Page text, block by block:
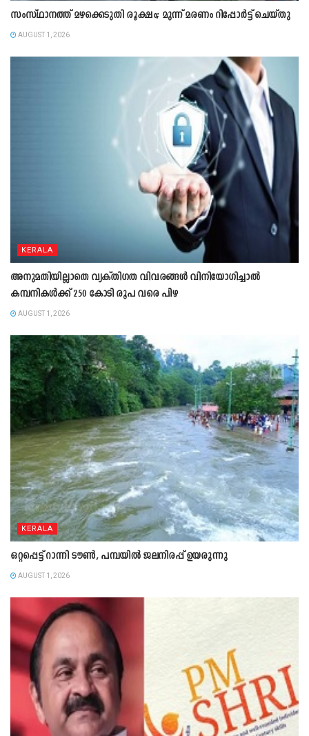
സംസ്ഥാനത്ത് മഴക്കെടുതി രൂക്ഷം; മൂന്ന് മരണം റിപ്പോർട്ട് ചെയ്തു
AUGUST 1, 2026
KERALA
അനുമതിയില്ലാതെ വ്യക്തിഗത വിവരങ്ങൾ വിനിയോഗിച്ചാൽ
കമ്പനികൾക്ക് 250 കോടി രൂപ വരെ പിഴ
AUGUST 1, 2026
KERALA
ഒറ്റപ്പെട്ട് റാന്നി ടൗൺ, പമ്പയിൽ ജലനിരപ്പ് ഉയരുന്നു
AUGUST 1, 2026